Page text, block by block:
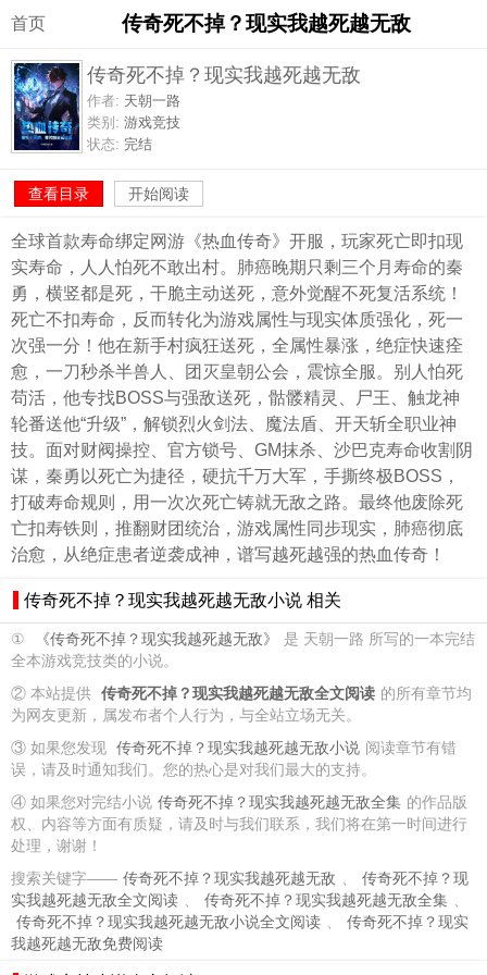
首页 传奇死不掉？现实我越死越无敌
传奇死不掉？现实我越死越无敌
作者: 天朝一路
类别: 游戏竞技
状态: 完结
查看目录 开始阅读
全球首款寿命绑定网游《热血传奇》开服，玩家死亡即扣现
实寿命，人人怕死不敢出村。肺癌晚期只剩三个月寿命的秦
勇，横竖都是死，干脆主动送死，意外觉醒不死复活系统！
死亡不扣寿命，反而转化为游戏属性与现实体质强化，死一
次强一分！他在新手村疯狂送死，全属性暴涨，绝症快速痊
愈，一刀秒杀半兽人、团灭皇朝公会，震惊全服。别人怕死
苟活，他专找BOSS与强敌送死，骷髅精灵、尸王、触龙神
轮番送他“升级”，解锁烈火剑法、魔法盾、开天斩全职业神
技。面对财阀操控、官方锁号、GM抹杀、沙巴克寿命收割阴
谋，秦勇以死亡为捷径，硬抗千万大军，手撕终极BOSS，
打破寿命规则，用一次次死亡铸就无敌之路。最终他废除死
亡扣寿铁则，推翻财团统治，游戏属性同步现实，肺癌彻底
治愈，从绝症患者逆袭成神，谱写越死越强的热血传奇！
传奇死不掉？现实我越死越无敌小说 相关
① 《传奇死不掉？现实我越死越无敌》
是 天朝一路 所写的一本完结
全本游戏竞技类的小说。
② 本站提供 传奇死不掉？现实我越死越无敌全文阅读 的所有章节均
为网友更新，属发布者个人行为，与全站立场无关。
③ 如果您发现 传奇死不掉？现实我越死越无敌小说 阅读章节有错
误，请及时通知我们。您的热心是对我们最大的支持。
④ 如果您对完结小说 传奇死不掉？现实我越死越无敌全集 的作品版
权、内容等方面有质疑，请及时与我们联系，我们将在第一时间进行
处理，谢谢！
搜索关键字—— 传奇死不掉？现实我越死越无敌 、
传奇死不掉？现
实我越死越无敌全文阅读 、 传奇死不掉？现实我越死越无敌全集 、
传奇死不掉？现实我越死越无敌小说全文阅读 、
传奇死不掉？现实
我越死越无敌免费阅读